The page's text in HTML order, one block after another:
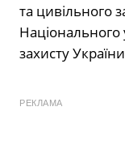
та цивільного
Національного
захисту
РЕКЛАМА